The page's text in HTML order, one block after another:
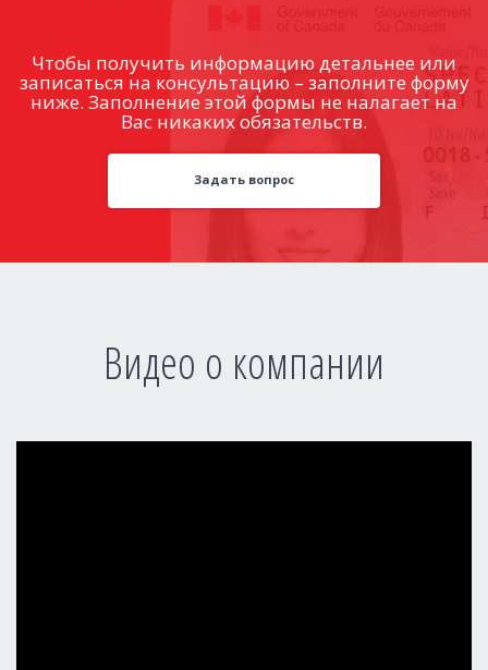
Чтобы получить информацию детальнее или
записаться на консультацию – заполните форму
ниже. Заполнение этой формы не налагает на
Вас никаких обязательств.
Задать вопрос
Видео о компании